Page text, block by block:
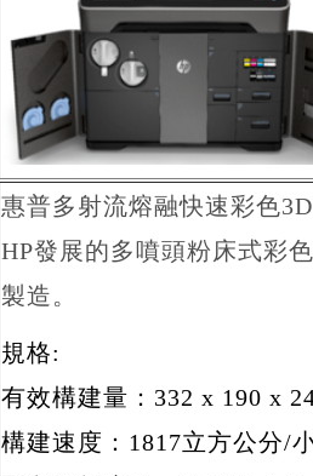
惠普多射流熔融快速彩色
HP發展的多噴頭粉床式彩
製造。
規格:
有效構建量：332 x 190 x
構建速度：1817立方公分/